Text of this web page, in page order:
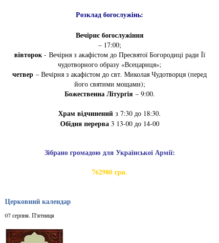
Розклад богослужінь:
Вечірнє богослужіння
– 17:00;
вівторок- Вечірня з акафістом до Пресвятої Богородиці ради Її
чудотворного образу «Всецариця»;
четвер – Вечірня з акафістом до свт. Миколая Чудотворця (перед
його святими мощами);
Божественна Літургія– 9:00.
Храм відчинений з 7:30 до 18:30.
Обідня перерва3 13-00 до 14-00
Зібрано громадою для Української Армії:
762980 грн.
Церковний календар
07 серпня. П'ятниця